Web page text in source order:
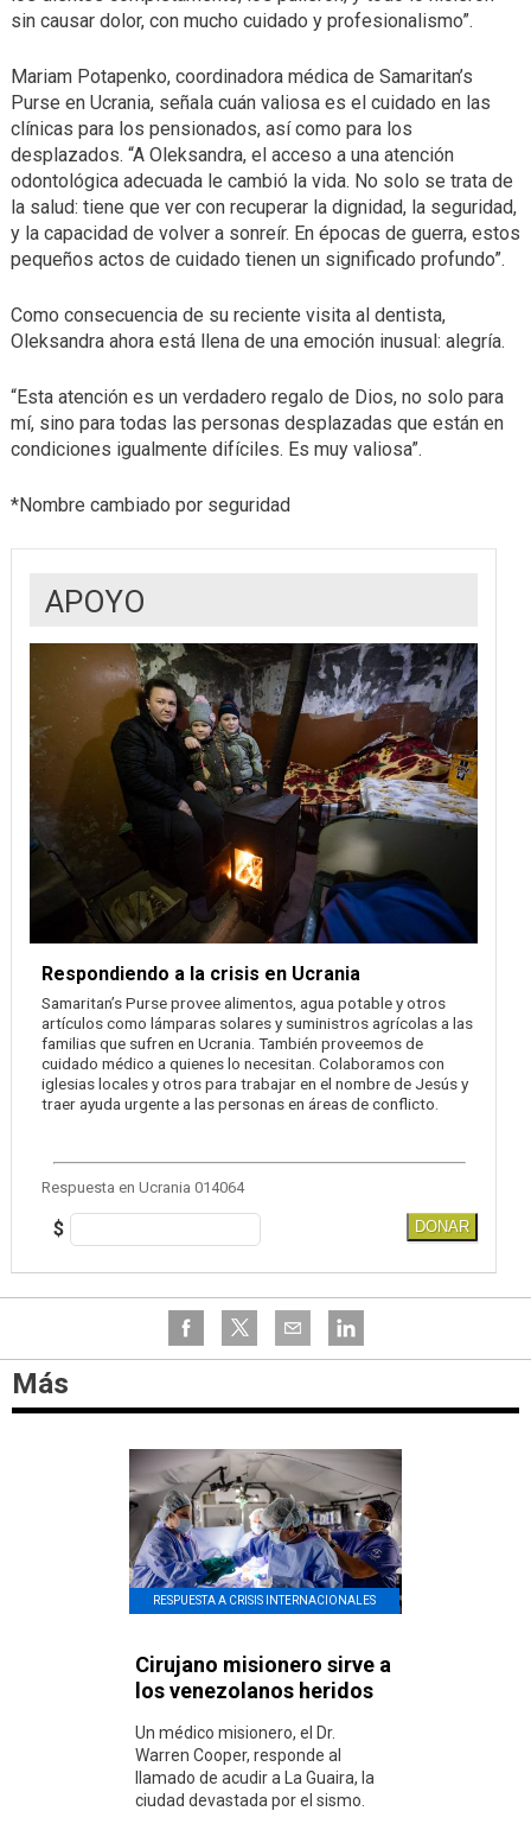
sin causar dolor, con mucho cuidado y profesionalismo”.
Mariam Potapenko, coordinadora médica de Samaritan’s
Purse en Ucrania, señala cuán valiosa es el cuidado en las
clínicas para los pensionados, así como para los
desplazados. “A Oleksandra, el acceso a una atención
odontológica adecuada le cambió la vida. No solo se trata de
la salud: tiene que ver con recuperar la dignidad, la seguridad,
y la capacidad de volver a sonreír. En épocas de guerra, estos
pequeños actos de cuidado tienen un significado profundo”.
Como consecuencia de su reciente visita al dentista,
Oleksandra ahora está llena de una emoción inusual: alegría.
“Esta atención es un verdadero regalo de Dios, no solo para
mí, sino para todas las personas desplazadas que están en
condiciones igualmente difíciles. Es muy valiosa”.
*Nombre cambiado por seguridad
APOYO
Respondiendo a la crisis en Ucrania
Samaritan’s Purse provee alimentos, agua potable y otros
artículos como lámparas solares y suministros agrícolas a las
familias que sufren en Ucrania. También proveemos de
cuidado médico a quienes lo necesitan. Colaboramos con
iglesias locales y otros para trabajar en el nombre de Jesús y
traer ayuda urgente a las personas en áreas de conflicto.
Respuesta en Ucrania 014064
$ DONAR
Más
RESPUESTA A CRISIS INTERNACIONALES
Cirujano misionero sirve a
los venezolanos heridos
Un médico misionero, el Dr.
Warren Cooper, responde al
llamado de acudir a La Guaira, la
ciudad devastada por el sismo.